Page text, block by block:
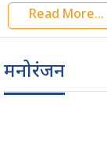
Read More...
मनोरंजन